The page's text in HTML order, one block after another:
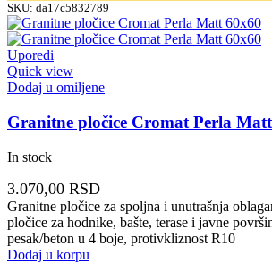
SKU: da17c5832789
Uporedi
Quick view
Dodaj u omiljene
Granitne pločice Cromat Perla
In stock
3.070,00 RSD
Granitne pločice za spoljna i unutrašnja
pločice za hodnike, bašte, terase i javne
pesak/beton u 4 boje, protivkliznost R10
Dodaj u korpu